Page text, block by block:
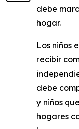
debe
hogar.
Los niños
recibir
debe
y niños
hogares